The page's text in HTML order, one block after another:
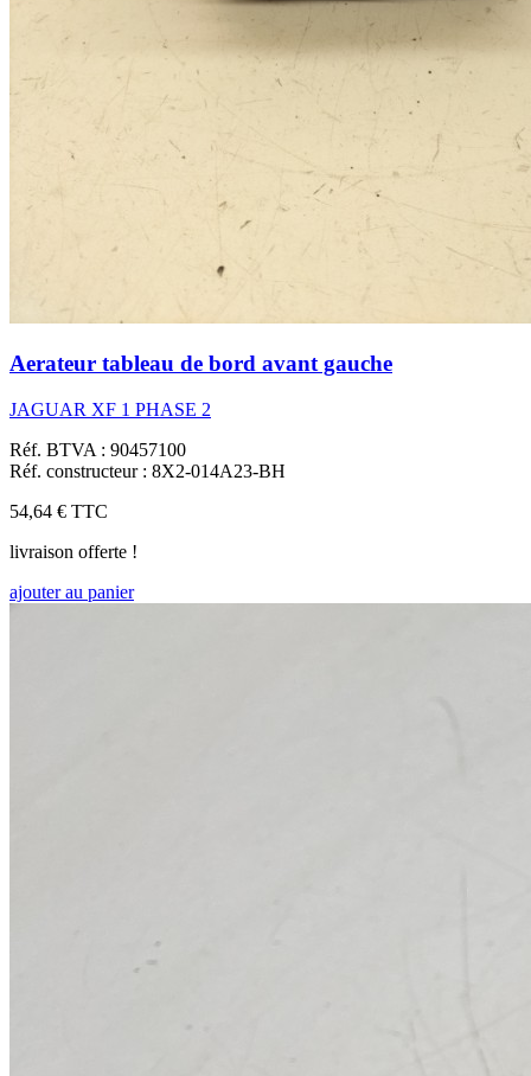
Aerateur tableau de bord avant gauche
JAGUAR XF 1 PHASE 2
Réf. BTVA : 90457100
Réf. constructeur : 8X2‑014A23‑BH
54,64 € TTC
livraison offerte !
ajouter au panier